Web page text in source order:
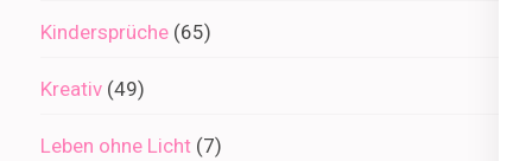
Kindersprüche (65)
Kreativ (49)
Leben ohne Licht (7)